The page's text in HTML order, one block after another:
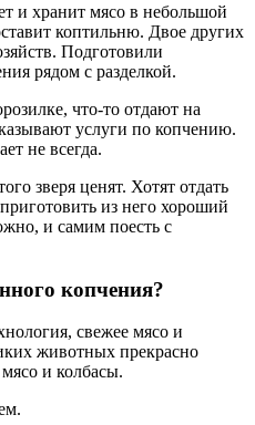
и хранит мясо в небольшой
коптильню. Двое других
Подготовили
рядом с разделкой.
что-то отдают на
услуги по копчению.
не всегда.
зверя ценят. Хотят отдать
из него хороший
и самим поесть с
копчения?
свежее мясо и
животных прекрасно
и колбасы.